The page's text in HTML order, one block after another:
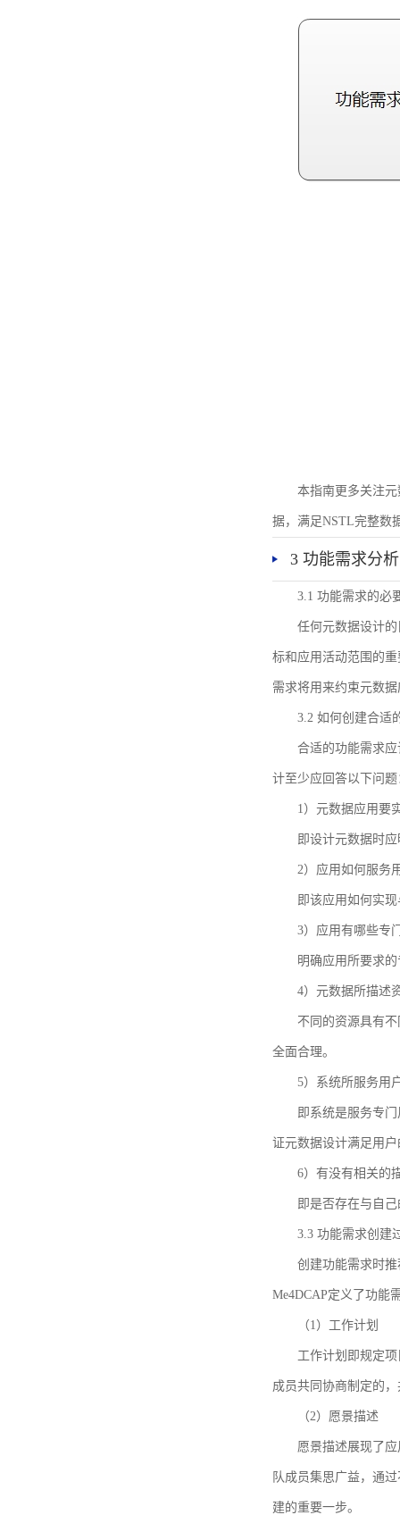
本指南更多关注
据，满足NSTL完整数
3 功能需求分析
3.1 功能需求的必
任何元数据设计
标和应用活动范围的
需求将用来约束元数
3.2 如何创建合适
合适的功能需求
计至少应回答以下问题
1）元数据应用要
即设计元数据时
2）应用如何服务
即该应用如何实
3）应用有哪些专
明确应用所要求
4）元数据所描述
不同的资源具有
全面合理。
5）系统所服务用
即系统是服务专
证元数据设计满足用
6）有没有相关的
即是否存在与自
3.3 功能需求创建
创建功能需求时推
Me4DCAP定义了功能
（1）工作计划
工作计划即规定
成员共同协商制定的
（2）愿景描述
愿景描述展现了
队成员集思广益，通
建的重要一步。